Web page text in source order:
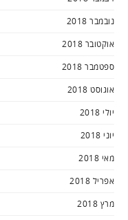
נובמבר 2018
אוקטובר 2018
ספטמבר 2018
אוגוסט 2018
יולי 2018
יוני 2018
מאי 2018
אפריל 2018
מרץ 2018